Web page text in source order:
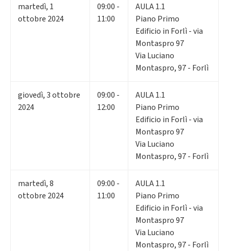
martedì, 1
ottobre 2024
09:00 -
11:00
AULA 1.1
Piano Primo
Edificio in Forlì - via
Montaspro 97
Via Luciano
Montaspro, 97 - Forlì
giovedì,3ottobre
2024
09:00 -
12:00
AULA 1.1
Piano Primo
Edificio in Forlì - via
Montaspro 97
Via Luciano
Montaspro, 97 - Forlì
martedì,8
ottobre 2024
09:00 -
11:00
AULA 1.1
Piano Primo
Edificio in Forlì - via
Montaspro 97
Via Luciano
Montaspro, 97 - Forlì